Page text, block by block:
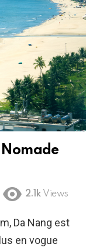
2.1k Views
Da Nang est
en vogue